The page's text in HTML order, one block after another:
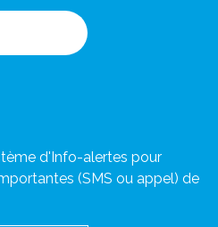
d'Info-alertes pour
(SMS ou appel) de